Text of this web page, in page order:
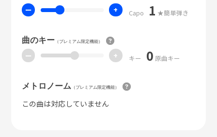
ー + Capo 1 ★簡単弾き
曲のキー（プレミアム限定機能）
ー + キー 0 原曲キー
メトロノーム （プレミアム限定機能）
この曲は対応していません